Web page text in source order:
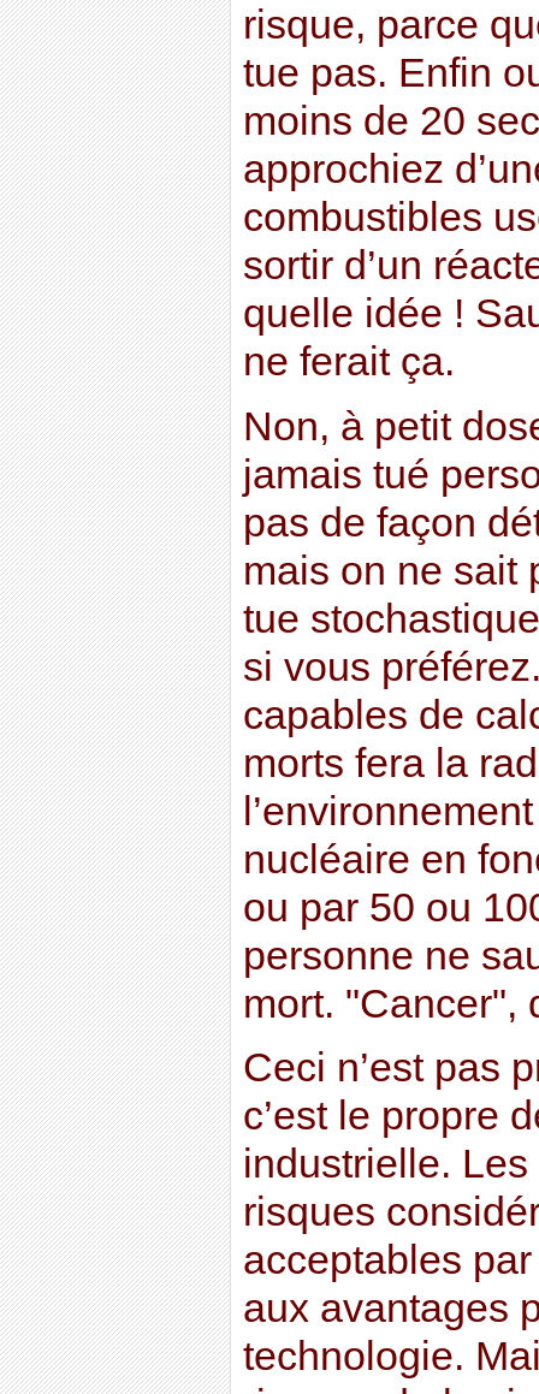
risque, parce
tue pas. Enfin
moins de 20
approchiez
combustibles
sortir d’un
quelle idée !
ne ferait ça.
Non, à petit
jamais tué
pas de façon
mais on ne sait
tue
si vous
capables de
morts fera la
nucléaire en
ou par 50 ou
personne ne
mort. "Cancer",
Ceci n’est pas
c’est le propre
industrielle.
risques
acceptables
aux avantages
technologie.